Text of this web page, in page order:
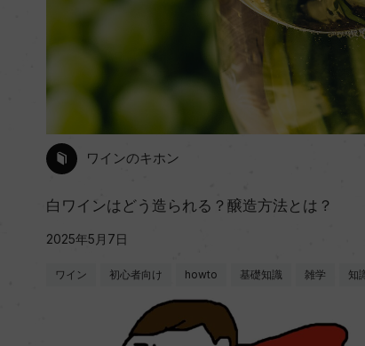
ワインのキホン
白ワインはどう造られる？醸造方法とは？
2025年5月7日
ワイン 初心者向け howto 基礎知識 雑学 知